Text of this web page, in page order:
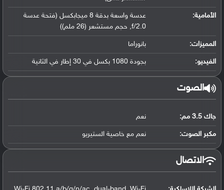
الأمامية:
عدسة واسعة بدقة 8 ميجابكسل (فتحة عدسة
f/2.0, حجم مستشعر (26 ملم))
المميزات: بانوراما
الفيديو: بجودة 1080 بكسل في 30 إطار في الثانية
الصوت
جاك 3.5 مم: نعم
مكبر الصوت: نعم مع خاصية الستيريو
الاتصال